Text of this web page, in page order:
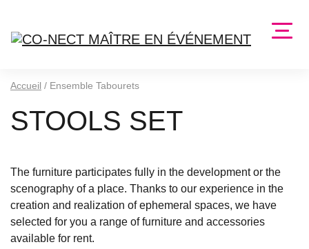
Accueil / Ensemble Tabourets
STOOLS SET
The furniture participates fully in the development or the
scenography of a place. Thanks to our experience in the
creation and realization of ephemeral spaces, we have
selected for you a range of furniture and accessories
available for rent.